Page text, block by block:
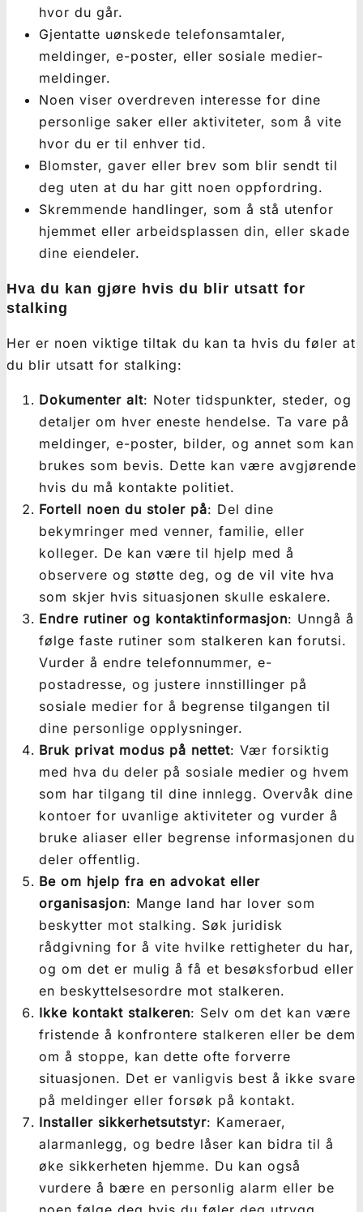
hvor du går.
Gjentatte uønskede telefonsamtaler,
meldinger, e-poster, eller sosiale medier-
meldinger.
Noen viser overdreven interesse for dine
personlige saker eller aktiviteter, som å vite
hvor du er til enhver tid.
Blomster, gaver eller brev som blir sendt til
deg uten at du har gitt noen oppfordring.
Skremmende handlinger, som å stå utenfor
hjemmet eller arbeidsplassen din, eller skade
dine eiendeler.
Hva du kan gjøre hvis du blir utsatt for
stalking
Her er noen viktige tiltak du kan ta hvis du føler at
du blir utsatt for stalking:
Dokumenter alt: Noter tidspunkter, steder, og
detaljer om hver eneste hendelse. Ta vare på
meldinger, e-poster, bilder, og annet som kan
brukes som bevis. Dette kan være avgjørende
hvis du må kontakte politiet.
Fortell noen du stoler på: Del dine
bekymringer med venner, familie, eller
kolleger. De kan være til hjelp med å
observere og støtte deg, og de vil vite hva
som skjer hvis situasjonen skulle eskalere.
Endre rutiner og kontaktinformasjon: Unngå å
følge faste rutiner som stalkeren kan forutsi.
Vurder å endre telefonnummer, e-
postadresse, og justere innstillinger på
sosiale medier for å begrense tilgangen til
dine personlige opplysninger.
Bruk privat modus på nettet: Vær forsiktig
med hva du deler på sosiale medier og hvem
som har tilgang til dine innlegg. Overvåk dine
kontoer for uvanlige aktiviteter og vurder å
bruke aliaser eller begrense informasjonen du
deler offentlig.
Be om hjelp fra en advokat eller
organisasjon: Mange land har lover som
beskytter mot stalking. Søk juridisk
rådgivning for å vite hvilke rettigheter du har,
og om det er mulig å få et besøksforbud eller
en beskyttelsesordre mot stalkeren.
Ikke kontakt stalkeren: Selv om det kan være
fristende å konfrontere stalkeren eller be dem
om å stoppe, kan dette ofte forverre
situasjonen. Det er vanligvis best å ikke svare
på meldinger eller forsøk på kontakt.
Installer sikkerhetsutstyr: Kameraer,
alarmanlegg, og bedre låser kan bidra til å
øke sikkerheten hjemme. Du kan også
vurdere å bære en personlig alarm eller be